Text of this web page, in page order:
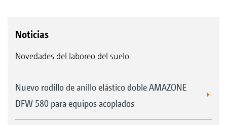
Noticias
Novedades del laboreo del suelo
Nuevo rodillo de anillo elástico doble AMAZONE
DFW 580 para equipos acoplados